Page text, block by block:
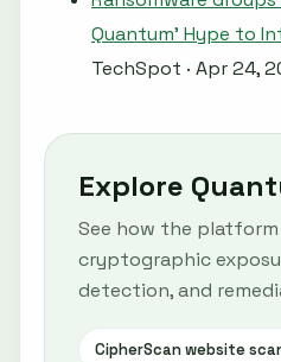
Quantum' Hype to
TechSpot · Apr 24,
Explore
See how the
cryptographic
detection, and
CipherScan website